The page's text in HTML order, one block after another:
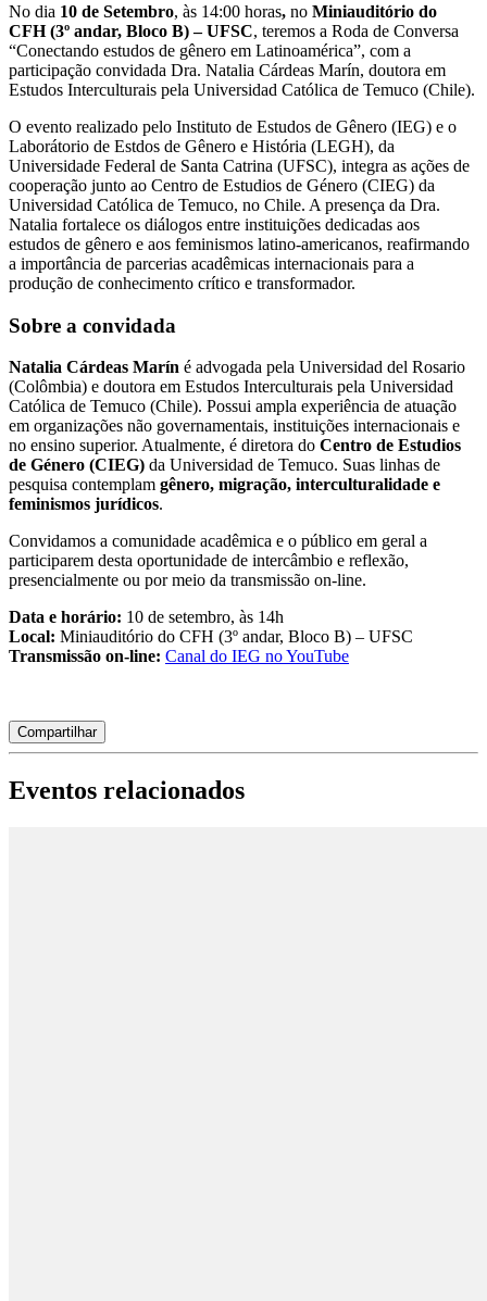
No dia 10 de Setembro, às 14:00 horas, no Miniauditório do
CFH (3º andar, Bloco B) – UFSC, teremos a Roda de Conversa
“Conectando estudos de gênero em Latinoamérica”, com a
participação convidada Dra. Natalia Cárdeas Marín, doutora em
Estudos Interculturais pela Universidad Católica de Temuco (Chile).
O evento realizado pelo Instituto de Estudos de Gênero (IEG) e o
Laborátorio de Estdos de Gênero e História (LEGH), da
Universidade Federal de Santa Catrina (UFSC), integra as ações de
cooperação junto ao Centro de Estudios de Género (CIEG) da
Universidad Católica de Temuco, no Chile. A presença da Dra.
Natalia fortalece os diálogos entre instituições dedicadas aos
estudos de gênero e aos feminismos latino-americanos, reafirmando
a importância de parcerias acadêmicas internacionais para a
produção de conhecimento crítico e transformador.
Sobre a convidada
Natalia Cárdeas Marín é advogada pela Universidad del Rosario
(Colômbia) e doutora em Estudos Interculturais pela Universidad
Católica de Temuco (Chile). Possui ampla experiência de atuação
em organizações não governamentais, instituições internacionais e
no ensino superior. Atualmente, é diretora do Centro de Estudios
de Género (CIEG) da Universidad de Temuco. Suas linhas de
pesquisa contemplam gênero, migração, interculturalidade e
feminismos jurídicos.
Convidamos a comunidade acadêmica e o público em geral a
participarem desta oportunidade de intercâmbio e reflexão,
presencialmente ou por meio da transmissão on-line.
Data e horário: 10 de setembro, às 14h
Local: Miniauditório do CFH (3º andar, Bloco B) – UFSC
Transmissão on-line: Canal do IEG no YouTube
Compartilhar
Eventos relacionados